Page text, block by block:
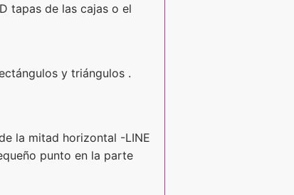
tapas de las cajas o el
y triángulos .
la mitad horizontal -LINE
punto en la parte